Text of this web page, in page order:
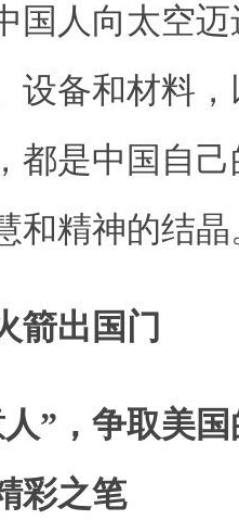
国人向太空
设备和材料
都是中国自
和精神的结
箭出国门
”，争取美
彩之笔